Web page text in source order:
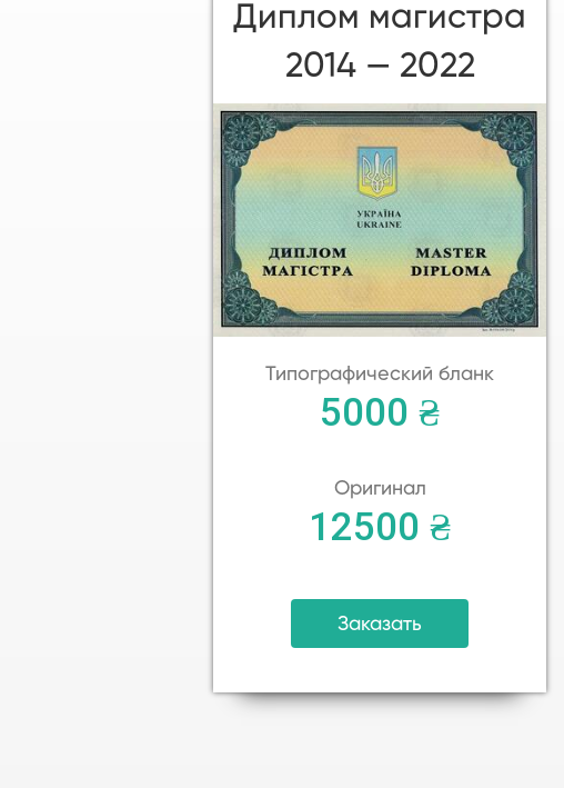
Диплом магистра
2014 — 2022
Типографический бланк
5000 ₴
Оригинал
12500 ₴
Заказать